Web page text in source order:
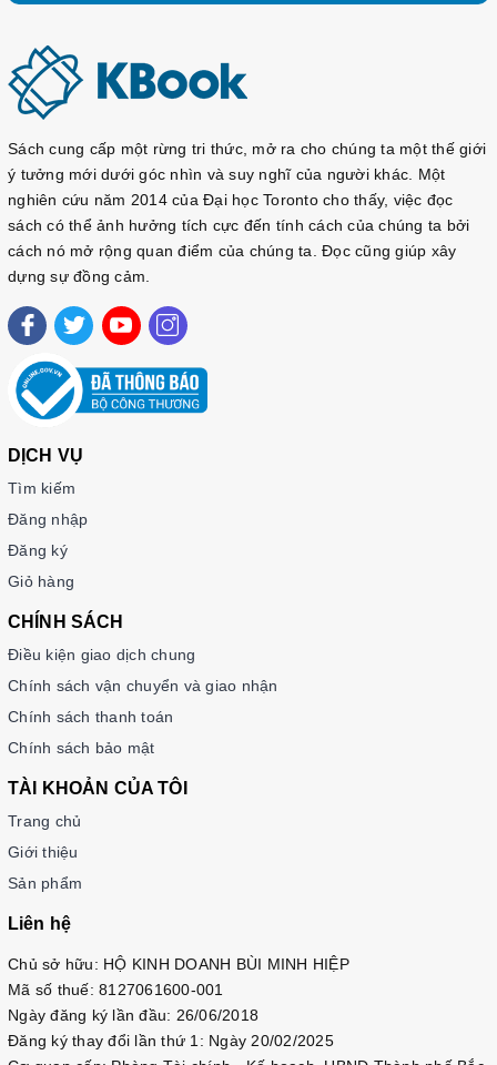
Sách cung cấp một rừng tri thức, mở ra cho chúng ta một thế giới
ý tưởng mới dưới góc nhìn và suy nghĩ của người khác. Một
nghiên cứu năm 2014 của Đại học Toronto cho thấy, việc đọc
sách có thể ảnh hưởng tích cực đến tính cách của chúng ta bởi
cách nó mở rộng quan điểm của chúng ta. Đọc cũng giúp xây
dựng sự đồng cảm.
DỊCH VỤ
Tìm kiếm
Đăng nhập
Đăng ký
Giỏ hàng
CHÍNH SÁCH
Điều kiện giao dịch chung
Chính sách vận chuyển và giao nhận
Chính sách thanh toán
Chính sách bảo mật
TÀI KHOẢN CỦA TÔI
Trang chủ
Giới thiệu
Sản phẩm
Liên hệ
Chủ sở hữu: HỘ KINH DOANH BÙI MINH HIỆP
Mã số thuế: 8127061600-001
Ngày đăng ký lần đầu: 26/06/2018
Đăng ký thay đổi lần thứ 1: Ngày 20/02/2025